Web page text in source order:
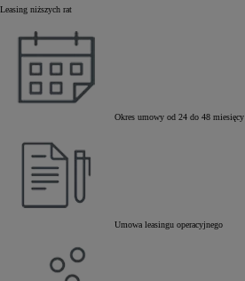
Leasing niższych rat
Okres umowy od 24 do 48 miesięcy
Umowa leasingu operacyjnego